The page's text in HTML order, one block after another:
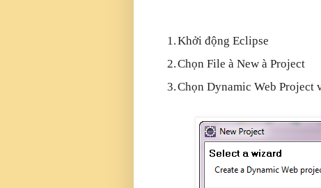
1.Khởi động Eclipse
2.Chọn File à New à Project
3.Chọn Dynamic Web Project